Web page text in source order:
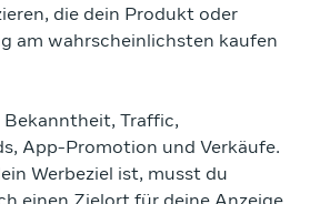
die dein Produkt oder
am wahrscheinlichsten kaufen
Bekanntheit, Traffic,
App-Promotion und Verkäufe.
Werbeziel ist, musst du